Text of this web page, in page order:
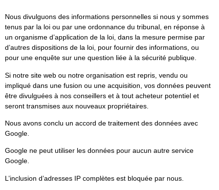
Nous divulguons des informations personnelles si nous y sommes
tenus par la loi ou par une ordonnance du tribunal, en réponse à
un organisme d’application de la loi, dans la mesure permise par
d’autres dispositions de la loi, pour fournir des informations, ou
pour une enquête sur une question liée à la sécurité publique.
Si notre site web ou notre organisation est repris, vendu ou
impliqué dans une fusion ou une acquisition, vos données peuvent
être divulguées à nos conseillers et à tout acheteur potentiel et
seront transmises aux nouveaux propriétaires.
Nous avons conclu un accord de traitement des données avec
Google.
Google ne peut utiliser les données pour aucun autre service
Google.
L’inclusion d’adresses IP complètes est bloquée par nous.